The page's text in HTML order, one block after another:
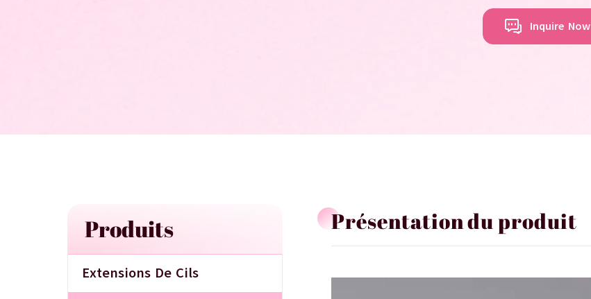
Inquire Now
Produits
Extensions De Cils
Présentation du produit